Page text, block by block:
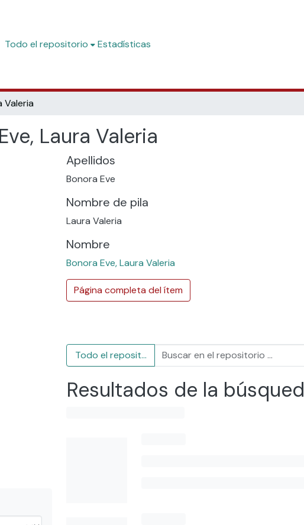
Todo el repositorio Estadísticas
Valeria
Laura Valeria
Apellidos
Bonora Eve
Nombre de pila
Laura Valeria
Nombre
Bonora Eve, Laura Valeria
Página completa del ítem
Todo el repositorio
Resultados de la